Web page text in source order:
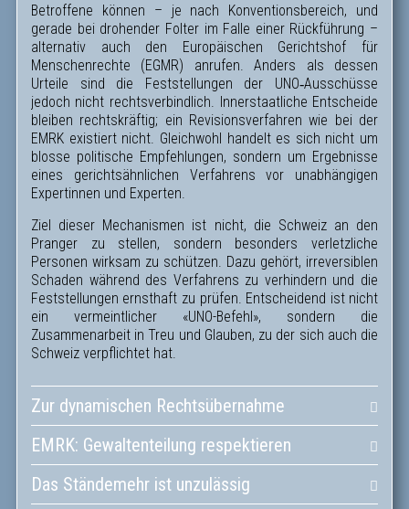
Betroffene können – je nach Konventionsbereich, und
gerade bei drohender Folter im Falle einer Rückführung –
alternativ auch den Europäischen Gerichtshof für
Menschenrechte (EGMR) anrufen. Anders als dessen
Urteile sind die Feststellungen der UNO‑Ausschüsse
jedoch nicht rechtsverbindlich. Innerstaatliche Entscheide
bleiben rechtskräftig; ein Revisionsverfahren wie bei der
EMRK existiert nicht. Gleichwohl handelt es sich nicht um
blosse politische Empfehlungen, sondern um Ergebnisse
eines gerichtsähnlichen Verfahrens vor unabhängigen
Expertinnen und Experten.
Ziel dieser Mechanismen ist nicht, die Schweiz an den
Pranger zu stellen, sondern besonders verletzliche
Personen wirksam zu schützen. Dazu gehört, irreversiblen
Schaden während des Verfahrens zu verhindern und die
Feststellungen ernsthaft zu prüfen. Entscheidend ist nicht
ein vermeintlicher «UNO-Befehl», sondern die
Zusammenarbeit in Treu und Glauben, zu der sich auch die
Schweiz verpflichtet hat.
Zur dynamischen Rechtsübernahme
EMRK: Gewaltenteilung respektieren
Das Ständemehr ist unzulässig